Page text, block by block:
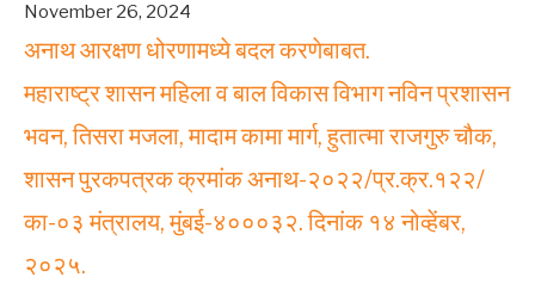
November 26, 2024
अनाथ आरक्षण धोरणामध्ये बदल करणेबाबत.
महाराष्ट्र शासन महिला व बाल विकास विभाग नविन प्रशासन
भवन, तिसरा मजला, मादाम कामा मार्ग, हुतात्मा राजगुरु चौक,
शासन पुरकपत्रक क्रमांक अनाथ-२०२२/प्र.क्र.१२२/
का-०३ मंत्रालय, मुंबई-४०००३२. दिनांक १४ नोव्हेंबर,
२०२५.